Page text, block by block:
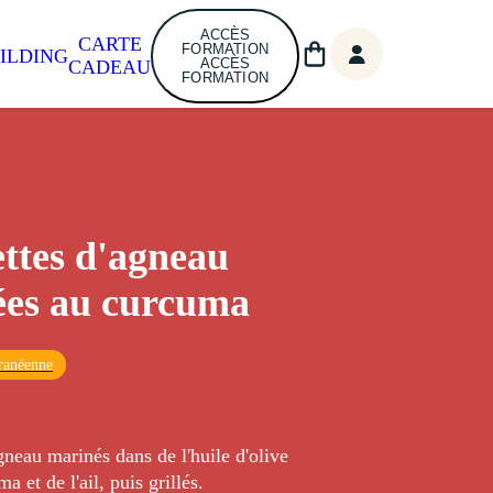
CARTE
CADEAU
ACCÈS
FORMATION
ACCÈS
FORMATION
d'agneau
au curcuma
marinés dans de l'huile d'olive
et de l'ail, puis grillés.